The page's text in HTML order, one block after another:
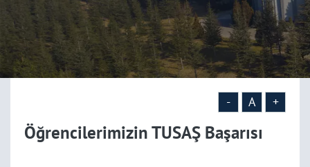
- A +
Öğrencilerimizin TUSAŞ Başarısı